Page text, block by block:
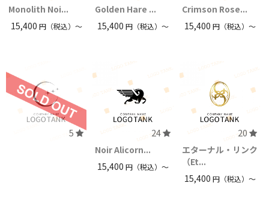
Monolith Noi...
15,400 円（税込）〜
Golden Hare ...
15,400円（税込）〜
Crimson Rose...
15,400 円（税込）〜
5 24
Noir Alicorn...
15,400円（税込）〜
20
エターナル・リンク
（Et...
15,400 円（税込）〜